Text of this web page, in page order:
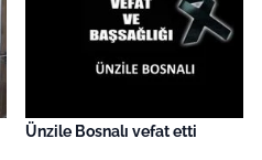
Ünzile Bosnalı vefat etti